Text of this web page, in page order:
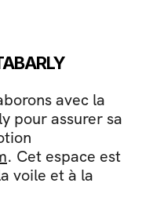
avec la
pour assurer sa
. Cet espace est
voile et à la